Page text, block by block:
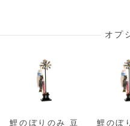
オプ
鯉のぼりのみ 豆 鯉のぼ